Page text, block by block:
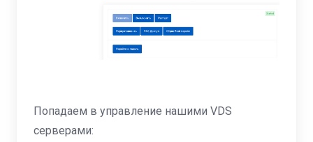
Попадаем в управление нашими VDS
серверами: